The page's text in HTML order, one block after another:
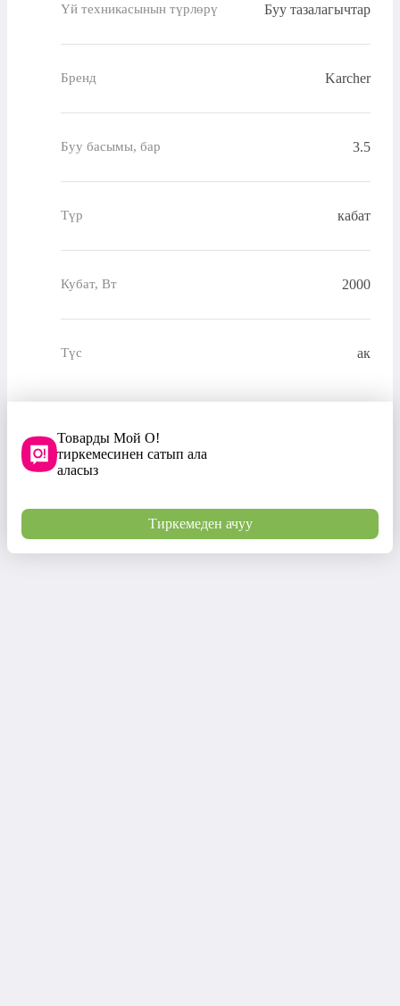
Үй техникасынын түрлөрү Буу тазалагычтар
Бренд Karcher
Буу басымы, бар 3.5
Түр кабат
Кубат, Вт 2000
Түс ак
Товарды Мой О!
тиркемесинен сатып ала
аласыз
Тиркемеден ачуу